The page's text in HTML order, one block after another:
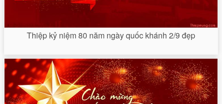
Thiệp kỷ niệm 80 năm ngày quốc khánh 2/9 đẹp